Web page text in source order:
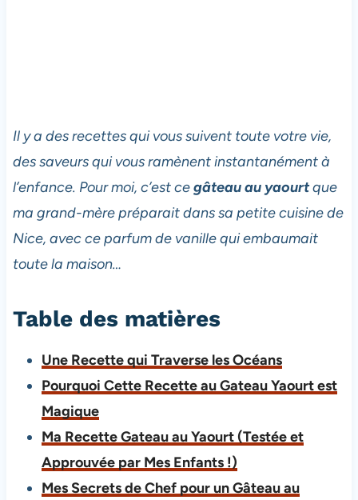
Il y a des recettes qui vous suivent toute votre vie,
des saveurs qui vous ramènent instantanément à
l’enfance. Pour moi, c’est cegâteau au yaourtque
ma grand-mère préparait dans sa petite cuisine de
Nice, avec ce parfum de vanille qui embaumait
toute la maison…
Table des matières
Une Recette qui Traverse les Océans
Pourquoi Cette Recette au Gateau Yaourt est
Magique
Ma Recette Gateau au Yaourt (Testée et
Approuvée par Mes Enfants !)
Mes Secrets de Chef pour un Gâteau au